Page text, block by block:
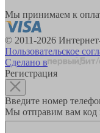
Мы принимаем к
© 2011-2026
Пользовательское
Сделано в
Регистрация
Введите номер
Мы отправим вам код